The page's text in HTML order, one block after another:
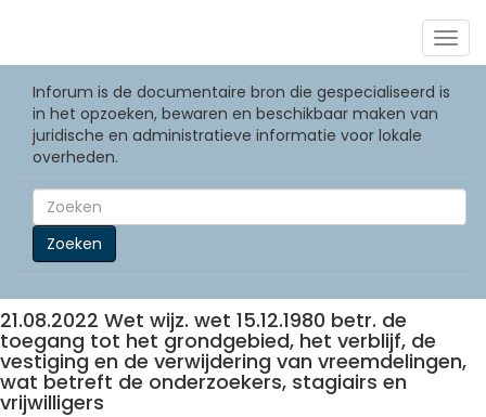
Inforum is de documentaire bron die gespecialiseerd is
in het opzoeken, bewaren en beschikbaar maken van
juridische en administratieve informatie voor lokale
overheden.
Zoeken
21.08.2022 Wet wijz. wet 15.12.1980 betr. de
toegang tot het grondgebied, het verblijf, de
vestiging en de verwijdering van vreemdelingen,
wat betreft de onderzoekers, stagiairs en
vrijwilligers